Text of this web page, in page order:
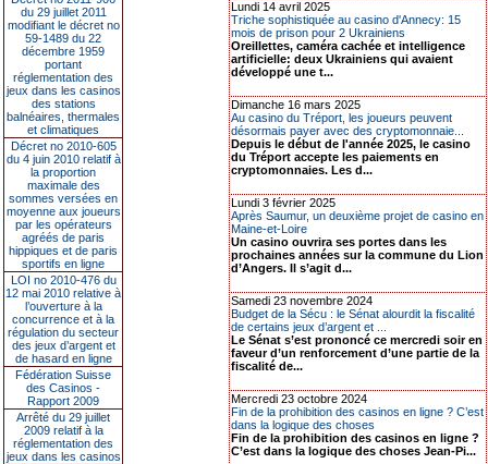
du 29 juillet 2011
modifiant le décret no
59-1489 du 22
décembre 1959
portant
réglementation des
jeux dans les casinos
des stations
balnéaires, thermales
et climatiques
Décret no 2010-605
du 4 juin 2010 relatif à
la proportion
maximale des
sommes versées en
moyenne aux joueurs
par les opérateurs
agréés de paris
hippiques et de paris
sportifs en ligne
LOI no 2010-476 du
12 mai 2010 relative à
l’ouverture à la
concurrence et à la
régulation du secteur
des jeux d’argent et
de hasard en ligne
Fédération Suisse
des Casinos -
Rapport 2009
Arrêté du 29 juillet
2009 relatif à la
réglementation des
jeux dans les casinos
Lundi 14 avril 2025
Triche sophistiquée au casino d'Annecy: 15
mois de prison pour 2 Ukrainiens
Oreillettes, caméra cachée et intelligence
artificielle: deux Ukrainiens qui avaient
développé une t...
Dimanche 16 mars 2025
Au casino du Tréport, les joueurs peuvent
désormais payer avec des cryptomonnaie...
Depuis le début de l'année 2025, le casino
du Tréport accepte les paiements en
cryptomonnaies. Les d...
Lundi 3 février 2025
Après Saumur, un deuxième projet de casino en
Maine-et-Loire
Un casino ouvrira ses portes dans les
prochaines années sur la commune du Lion
d’Angers. Il s’agit d...
Samedi 23 novembre 2024
Budget de la Sécu : le Sénat alourdit la fiscalité
de certains jeux d’argent et ...
Le Sénat s’est prononcé ce mercredi soir en
faveur d’un renforcement d’une partie de la
fiscalité de...
Mercredi 23 octobre 2024
Fin de la prohibition des casinos en ligne ? C’est
dans la logique des choses
Fin de la prohibition des casinos en ligne ?
C’est dans la logique des choses Jean-Pi...